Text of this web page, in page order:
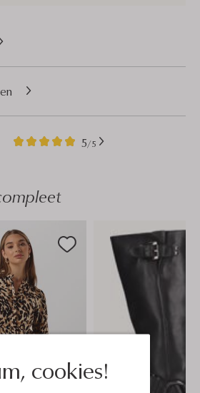
cookies!
5/5
1
5